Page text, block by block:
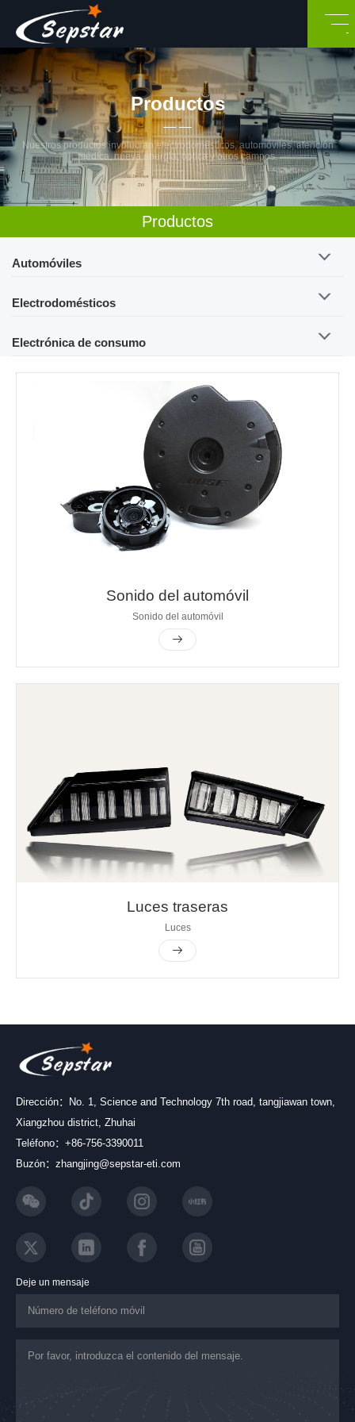
Productos
Nuestros productos involucran electrodomésticos, automóviles, atención
médica, nueva energía, óptica y otros campos.
Productos
Automóviles
Electrodomésticos
Electrónica de consumo
Sonido del automóvil
Sonido del automóvil
Luces traseras
Luces
Dirección：No. 1, Science and Technology 7th road, tangjiawan town,
Xiangzhou district, Zhuhai
Teléfono：+86-756-3390011
Buzón：zhangjing@sepstar-eti.com
Deje un mensaje